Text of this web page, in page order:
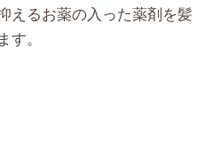
えるお薬の入った薬剤を髪
す。